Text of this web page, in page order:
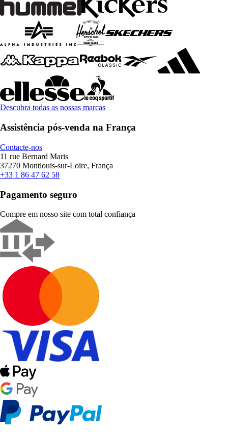
Descubra todas as nossas marcas
Assistência pós-venda na França
Contacte-nos
11 rue Bernard Maris
37270 Montlouis-sur-Loire, França
+33 1 86 47 62 58
Pagamento seguro
Compre em nosso site com total confiança